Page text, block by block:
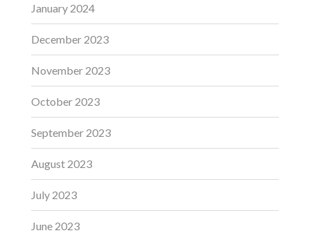
January 2024
December 2023
November 2023
October 2023
September 2023
August 2023
July 2023
June 2023